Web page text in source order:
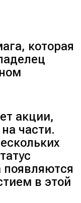
которая
акции,
части.
появляются
в этой